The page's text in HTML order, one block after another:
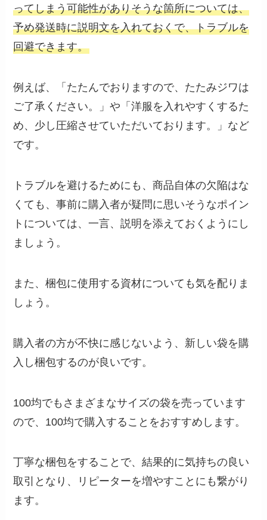
ってしまう可能性がありそうな箇所については、
予め発送時に説明文を入れておくで、トラブルを
回避できます。
例えば、「たたんでおりますので、たたみジワは
ご了承ください。」や「洋服を入れやすくするた
め、少し圧縮させていただいております。」など
です。
トラブルを避けるためにも、商品自体の欠陥はな
くても、事前に購入者が疑問に思いそうなポイン
トについては、一言、説明を添えておくようにし
ましょう。
また、梱包に使用する資材についても気を配りま
しょう。
購入者の方が不快に感じないよう、新しい袋を購
入し梱包するのが良いです。
100均でもさまざまなサイズの袋を売っています
ので、100均で購入することをおすすめします。
丁寧な梱包をすることで、結果的に気持ちの良い
取引となり、リピーターを増やすことにも繋がり
ます。